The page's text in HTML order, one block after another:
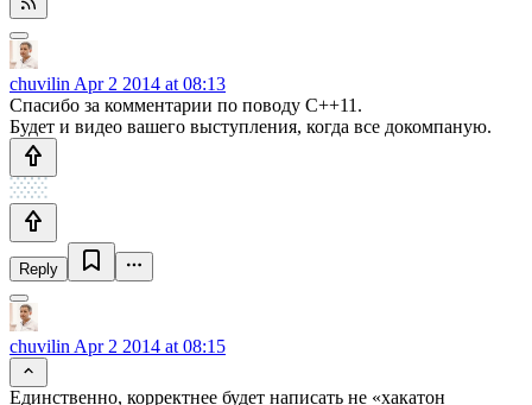
chuvilin Apr 2 2014 at 08:13
Спасибо за комментарии по поводу C++11.
Будет и видео вашего выступления, когда все докомпаную.
Reply
chuvilin Apr 2 2014 at 08:15
Единственно, корректнее будет написать не «хакатон